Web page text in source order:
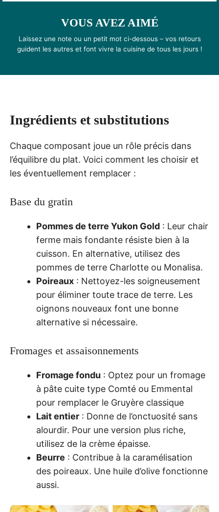
VOUS AVEZ AIMÉ
Laissez une note ou un petit mot ci-dessous – vos retours
guident les autres et font vivre la cuisine de tous les jours !
Ingrédients et substitutions
Chaque composant joue un rôle précis dans
l’équilibre du plat. Voici comment les choisir et
les éventuellement remplacer :
Base du gratin
Pommes de terre Yukon Gold : Leur chair
ferme mais fondante résiste bien à la
cuisson. En alternative, utilisez des
pommes de terre Charlotte ou Monalisa.
Poireaux : Nettoyez-les soigneusement
pour éliminer toute trace de terre. Les
oignons nouveaux font une bonne
alternative si nécessaire.
Fromages et assaisonnements
Fromage fondu : Optez pour un fromage
à pâte cuite type Comté ou Emmental
pour remplacer le Gruyère classique
Lait entier : Donne de l’onctuosité sans
alourdir. Pour une version plus riche,
utilisez de la crème épaisse.
Beurre : Contribue à la caramélisation
des poireaux. Une huile d’olive fonctionne
aussi.